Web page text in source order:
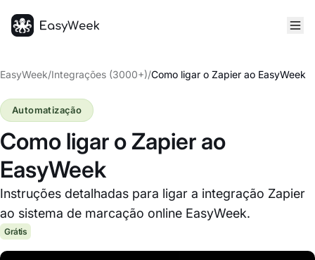
EasyWeek/Integrações (3000+)/Como ligar o Zapier ao EasyWeek
Como ligar o Zapier ao
EasyWeek
Instruções detalhadas para ligar a integração Zapier
ao sistema de marcação online EasyWeek.
Automatização
Grátis